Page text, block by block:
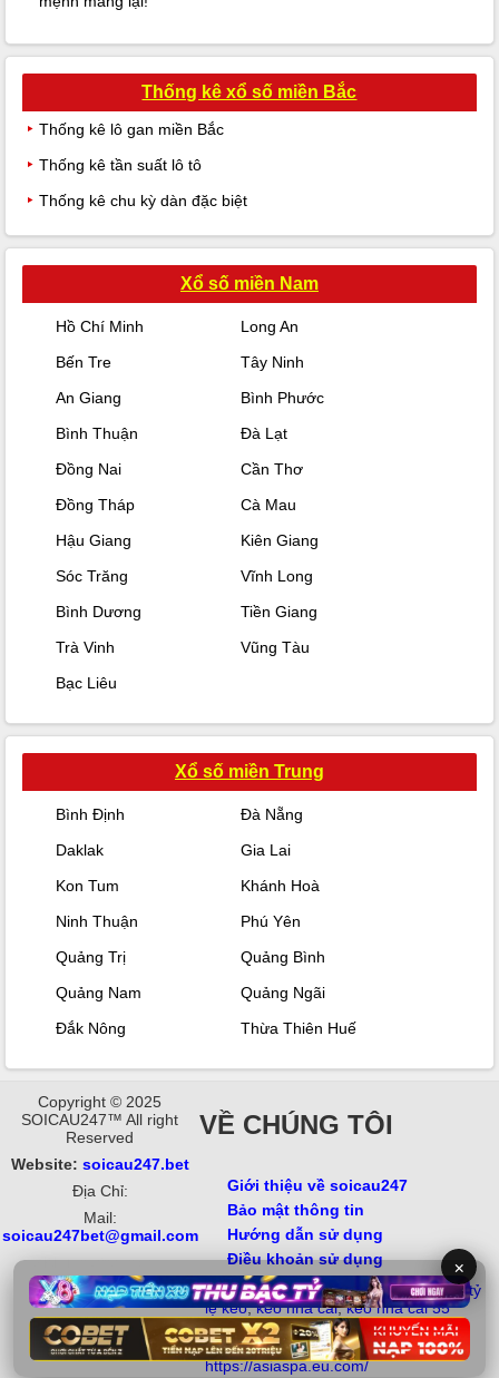
Thống kê xổ số miền Bắc
Thống kê lô gan miền Bắc
Thống kê tần suất lô tô
Thống kê chu kỳ dàn đặc biệt
Xổ số miền Nam
Hồ Chí Minh
Long An
Bến Tre
Tây Ninh
An Giang
Bình Phước
Bình Thuận
Đà Lạt
Đồng Nai
Cần Thơ
Đồng Tháp
Cà Mau
Hậu Giang
Kiên Giang
Sóc Trăng
Vĩnh Long
Bình Dương
Tiền Giang
Trà Vinh
Vũng Tàu
Bạc Liêu
Xổ số miền Trung
Bình Định
Đà Nẵng
Daklak
Gia Lai
Kon Tum
Khánh Hoà
Ninh Thuận
Phú Yên
Quảng Trị
Quảng Bình
Quảng Nam
Quảng Ngãi
Đắk Nông
Thừa Thiên Huế
Copyright © 2025
SOICAU247™ All right
Reserved
Website: soicau247.bet
Địa Chỉ:
Mail:
soicau247bet@gmail.com
3BET motphimchill
https://hd88vn.com/
VỀ CHÚNG TÔI
Giới thiệu về soicau247
Bảo mật thông tin
Hướng dẫn sử dụng
Điều khoản sử dụng
Từ khóa: soi cầu 247, xổ số, soi kèo,tỷ
lệ kèo,kèo nhà cái,kèo nhà cái 55
Đối tác:Hitclub,
https://gamehitclub.eu.com/,
https://asiaspa.eu.com/
×